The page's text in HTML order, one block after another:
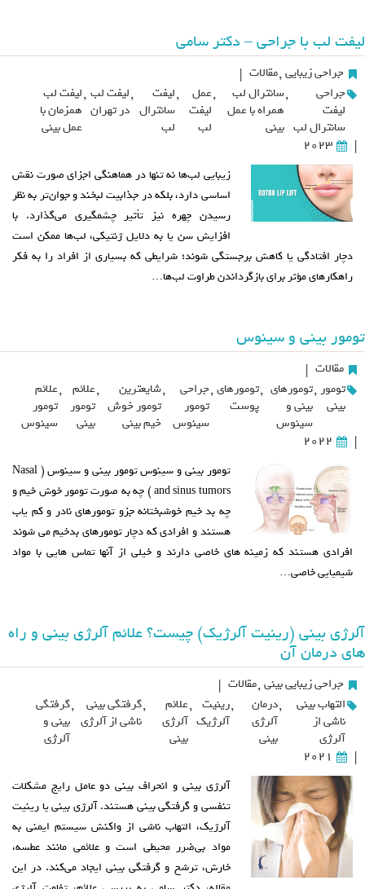
لیفت لب با جراحی – دکتر سامی
جراحی زیبایی ,مقالات |
جراحی
لیفت
سانترال لب
,سانترال لب
همراه با عمل
بینی
,عمل
لیفت
لب
,لیفت
سانترال
لب
,لیفت لب
در تهران
,لیفت لب
همزمان با
عمل بینی
|
2023
زیبایی لب‌ها نه تنها در هماهنگی اجزای صورت نقش
اساسی دارد، بلکه در جذابیت لبخند و جوان‌تر به نظر
رسیدن چهره نیز تأثیر چشمگیری می‌گذارد. با
افزایش سن یا به دلایل ژنتیکی، لب‌ها ممکن است
دچار افتادگی یا کاهش برجستگی شوند؛ شرایطی که بسیاری از افراد را به فکر
راهکارهای مؤثر برای بازگرداندن طراوت لب‌ها…
تومور بینی و سینوس
مقالات |
تومور
بینی
,تومورهای
بینی و
سینوس
,تومورهای
پوست
,جراحی
تومور
سینوس
,شایعترین
تومور خوش
خیم بینی
,علائم
تومور
بینی
,علائم
تومور
سینوس
|
2022
تومور بینی و سینوس تومور بینی و سینوس ( Nasal
and sinus tumors ) چه به صورت تومور خوش خیم و
چه بد خیم خوشبختانه جزو تومورهای نادر و کم یاب
هستند و افرادی که دچار تومورهای بدخیم می شوند
افرادی هستند که زمینه های خاصی دارند و خیلی از آنها تماس هایی با مواد
شیمیایی خاصی…
آلرژی بینی (رینیت آلرژیک) چیست؟ علائم آلرژی بینی و راه
های درمان آن
جراحی زیبایی بینی ,مقالات |
التهاب بینی
ناشی از
آلرژی
,درمان
آلرژی
بینی
,رینیت
آلرژیک
,علائم
آلرژی
بینی
,گرفتگی بینی
ناشی از آلرژی
,گرفتگی
بینی و
آلرژی
|
2021
آلرژی بینی و انحراف بینی دو عامل رایج مشکلات
تنفسی و گرفتگی بینی هستند. آلرژی بینی یا رینیت
آلرژیک، التهاب ناشی از واکنش سیستم ایمنی به
مواد بی‌ضرر محیطی است و علائمی مانند عطسه،
خارش، ترشح و گرفتگی بینی ایجاد می‌کند. در این